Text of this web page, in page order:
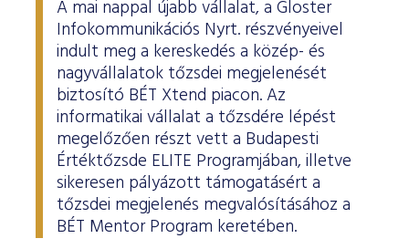
A mai nappal újabb vállalat, a Gloster
Infokommunikációs Nyrt. részvényeivel
indult meg a kereskedés a közép- és
nagyvállalatok tőzsdei megjelenését
biztosító BÉT Xtend piacon. Az
informatikai vállalat a tőzsdére lépést
megelőzően részt vett a Budapesti
Értéktőzsde ELITE Programjában, illetve
sikeresen pályázott támogatásért a
tőzsdei megjelenés megvalósításához a
BÉT Mentor Program keretében.